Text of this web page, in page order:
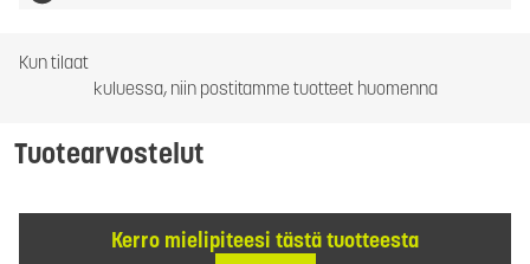
Kun tilaat
kuluessa, niin postitamme tuotteet huomenna
Tuotearvostelut
Kerro mielipiteesi tästä tuotteesta